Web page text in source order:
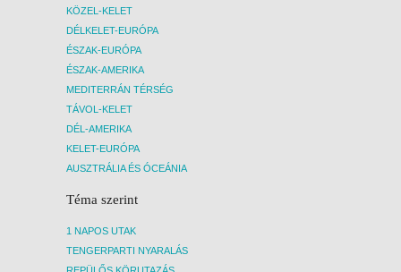
KÖZEL-KELET
DÉLKELET-EURÓPA
ÉSZAK-EURÓPA
ÉSZAK-AMERIKA
MEDITERRÁN TÉRSÉG
TÁVOL-KELET
DÉL-AMERIKA
KELET-EURÓPA
AUSZTRÁLIA ÉS ÓCEÁNIA
Téma szerint
1 NAPOS UTAK
TENGERPARTI NYARALÁS